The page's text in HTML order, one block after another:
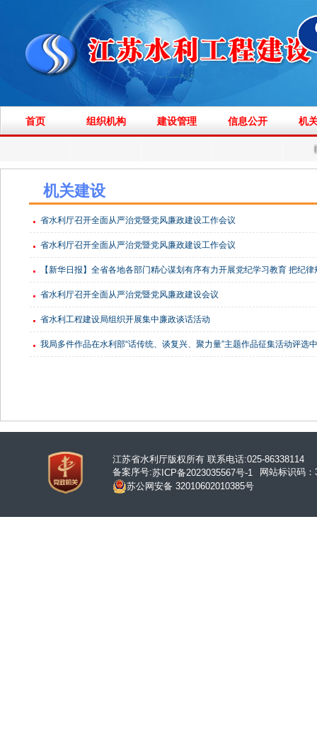
首页 组织机构 建设管理 信息公开 机
机关建设
省水利厅召开全面从严治党暨党风廉政建设工作会议
省水利厅召开全面从严治党暨党风廉政建设工作会议
【新华日报】全省各地各部门精心谋划有序有力开展党纪学习教育 把纪
省水利厅召开全面从严治党暨党风廉政建设会议
省水利工程建设局组织开展集中廉政谈话活动
我局多件作品在水利部“话传统、谈复兴、聚力量”主题作品征集活动评选
江苏省水利厅版权所有 联系电话:025-86338114
备案序号:苏ICP备2023035567号-1
网站标识码
苏公网安备 32010602010385号